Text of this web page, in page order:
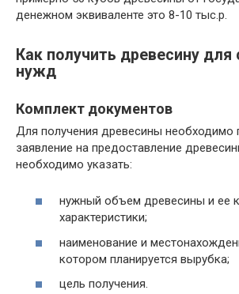
денежном эквиваленте это 8-10 тыс.р.
Как получить древесину
нужд
Комплект документов
Для получения древесины необходимо
заявление на предоставление
необходимо указать:
нужный объем древесины и ее
характеристики;
наименование и
котором планируется вырубка;
цель получения.